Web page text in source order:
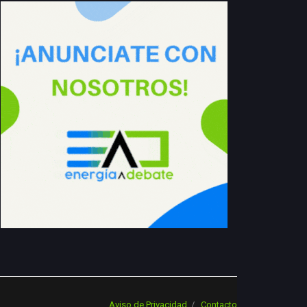
Aviso de Privacidad Contacto